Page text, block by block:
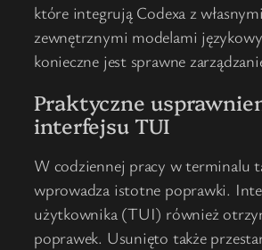
które integrują Codexa z
zewnętrznymi modelami
konieczne jest sprawne
Praktyczne
interfejsu TUI
W codziennej pracy w terminalu
wprowadza istotne poprawki.
użytkownika (TUI) również
poprawek. Usunięto także